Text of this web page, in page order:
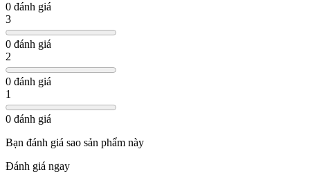
0 đánh giá
3
0 đánh giá
2
0 đánh giá
1
0 đánh giá
Bạn đánh giá sao sản phẩm này
Đánh giá ngay